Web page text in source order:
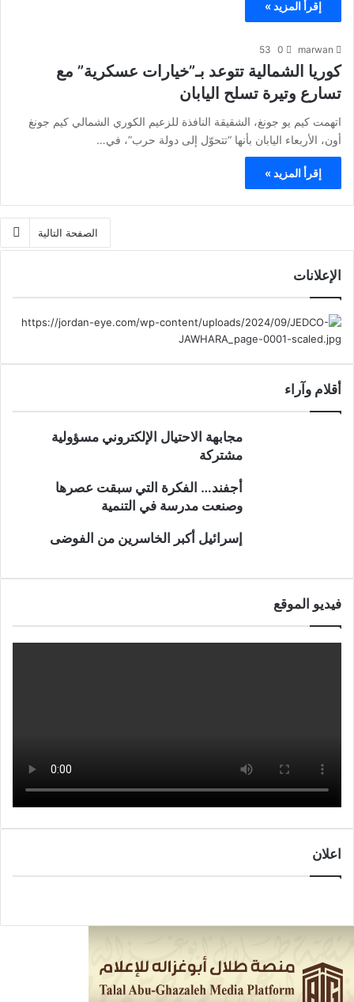
إقرأ المزيد »
marwan
0
53
كوريا الشمالية تتوعد بـ”خيارات عسكرية” مع
تسارع وتيرة تسلح اليابان
اتهمت كيم يو جونغ، الشقيقة النافذة للزعيم الكوري الشمالي كيم جونغ
أون، الأربعاء اليابان بأنها “تتحوّل إلى دولة حرب”، في…
إقرأ المزيد »
الصفحة التالية
الإعلانات
أقلام وآراء
مجابهة الاحتيال الإلكتروني مسؤولية
مشتركة
أجفند… الفكرة التي سبقت عصرها
وصنعت مدرسة في التنمية
إسرائيل أكبر الخاسرين من الفوضى
فيديو الموقع
اعلان